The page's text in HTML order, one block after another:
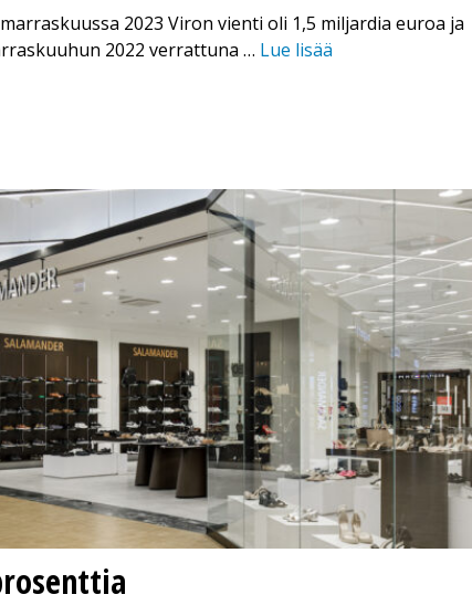
2023 Viron vienti oli 1,5 miljardia euroa ja
2022 verrattuna … Lue lisää